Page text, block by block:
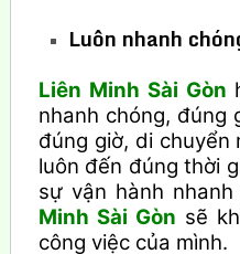
Luôn nhanh
Liên Minh Sài Gòn
nhanh chóng, đúng
đúng giờ, di chuyển
luôn đến đúng thời
sự vận hành
Minh Sài Gòn sẽ
công việc của mình.